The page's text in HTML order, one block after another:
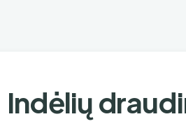
Indėlių